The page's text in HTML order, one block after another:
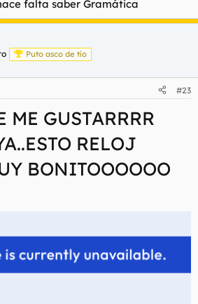
falta saber Gramática
Puto asco de tío
#23
ME GUSTARRRR
RELOJ
BONITOOOOOO